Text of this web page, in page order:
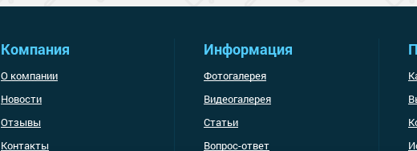
Компания
О компании
Новости
Отзывы
Контакты
Информация
Фотогалерея
Видеогалерея
Статьи
Вопрос-ответ